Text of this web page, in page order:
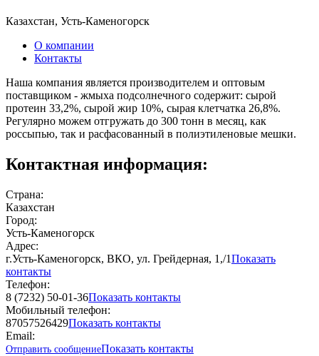
Казахстан, Усть-Каменогорск
О компании
Контакты
Наша компания является производителем и оптовым
поставщиком - жмыха подсолнечного содержит: сырой
протеин 33,2%, сырой жир 10%, сырая клетчатка 26,8%.
Регулярно можем отгружать до 300 тонн в месяц, как
россыпью, так и расфасованный в полиэтиленовые мешки.
Контактная информация:
Страна:
Казахстан
Город:
Усть-Каменогорск
Адрес:
г.Усть-Каменогорск, ВКО, ул. Грейдерная, 1,/1Показать
контакты
Телефон:
8 (7232) 50-01-36Показать контакты
Мобильный телефон:
87057526429Показать контакты
Email:
Отправить сообщениеПоказать контакты